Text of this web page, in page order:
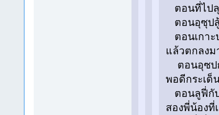
ตอนที่ไปลุ
ตอนอุซุป
ตอนเกาะ
แล้วตกลงม
ตอนอุซป
พอดีกระเด็
ตอนลูฟี่กั
สองพี่น้องที่